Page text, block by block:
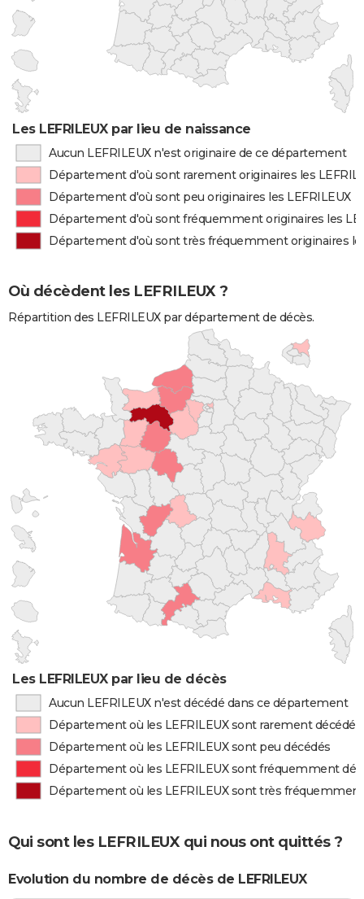
Les LEFRILEUX par lieu de naissance
Aucun LEFRILEUX n'est originaire de ce département
Département d'où sont rarement originaires les
Département d'où sont peu originaires les LEFRILEUX
Département d'où sont fréquemment originaires les
Département d'où sont très fréquemment originaires
Où décèdent les LEFRILEUX ?
Répartition des LEFRILEUX par département de décès.
Les LEFRILEUX par lieu de décès
Aucun LEFRILEUX n'est décédé dans ce département
Département où les LEFRILEUX sont rarement décédés
Département où les LEFRILEUX sont peu décédés
Département où les LEFRILEUX sont fréquemment
Département où les LEFRILEUX sont très
Qui sont les LEFRILEUX qui nous ont quittés ?
Evolution du nombre de décès de LEFRILEUX